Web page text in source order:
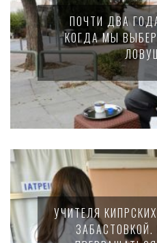
ПОЧТИ ДВА
КОГДА МЫ
УЧИТЕЛЯ